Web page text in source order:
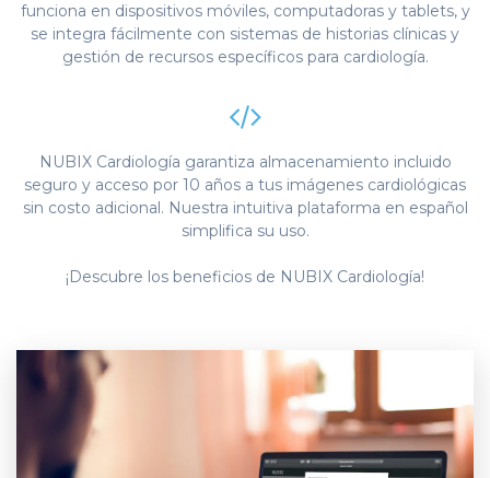
funciona en dispositivos móviles, computadoras y tablets, y
se integra fácilmente con sistemas de historias clínicas y
gestión de recursos específicos para cardiología.
NUBIX Cardiología garantiza almacenamiento incluido
seguro y acceso por 10 años a tus imágenes cardiológicas
sin costo adicional. Nuestra intuitiva plataforma en español
simplifica su uso.
¡Descubre los beneficios de NUBIX Cardiología!